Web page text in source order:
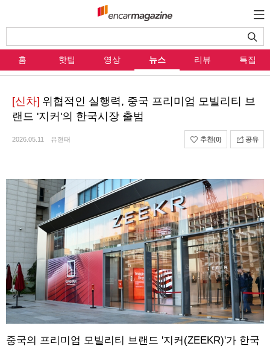
홈 핫팁 영상 뉴스 리뷰 특집
[신차] 위협적인 실행력, 중국 프리미엄 모빌리티 브
랜드 '지커'의 한국시장 출범
2026.05.11 유현태 추천(0) 공유
중국의 프리미엄 모빌리티 브랜드 '지커(ZEEKR)'가 한국